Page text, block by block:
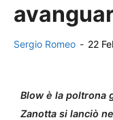
Sergio Romeo - 22
Blow è la poltrona
Zanotta si lanciò